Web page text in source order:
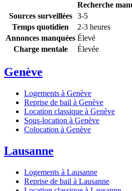
Recherche
Sources surveillées
3-5
Temps quotidien
2-3 heures
Annonces manquées Élevé
Charge mentale
Élevée
Genève
Logements à Genève
Reprise de bail à Genève
Location classique à Genève
Sous-location à Genève
Colocation à Genève
Lausanne
Logements à Lausanne
Reprise de bail à Lausanne